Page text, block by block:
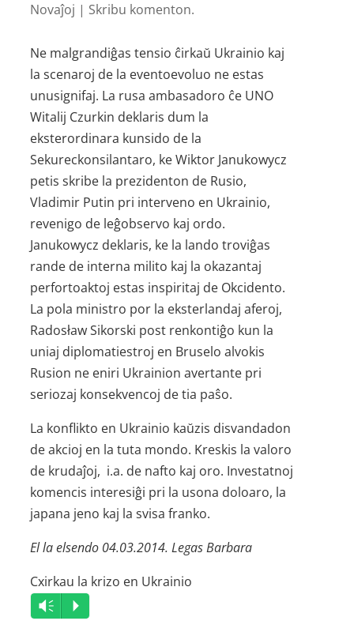
Novaĵoj | Skribu komenton.
Ne malgrandiĝas tensio ĉirkaŭ Ukrainio kaj
la scenaroj de la evento­evoluo ne estas
unusignifaj. La rusa ambasadoro ĉe UNO
Witalij Czurkin deklaris dum la
eksterordinara kunsido de la
Sekureckonsilantaro, ke Wiktor Janukowycz
petis skribe la prezidenton de Rusio,
Vladimir Putin pri interveno en Ukrainio,
revenigo de leĝobservo kaj ordo.
Janukowycz deklaris, ke la lando troviĝas
rande de interna milito kaj la okazantaj
perforto­aktoj estas inspiritaj de Okcidento.
La pola ministro por la eksterlandaj aferoj,
Radosław Sikorski post renkontiĝo kun la
uniaj diplomati­estroj en Bruselo alvokis
Rusion ne eniri Ukrainion avertante pri
seriozaj konsekvencoj de tia paŝo.
La konflikto en Ukrainio kaŭzis disvandadon
de akcioj en la tuta mondo. Kreskis la valoro
de krudaĵoj, i.a. de nafto kaj oro. Investatnoj
komencis interesiĝi pri la usona doloaro, la
japana jeno kaj la svisa franko.
El la elsendo 04.03.2014. Legas Barbara
Cxirkau la krizo en Ukrainio
Audio
Player
Vm P